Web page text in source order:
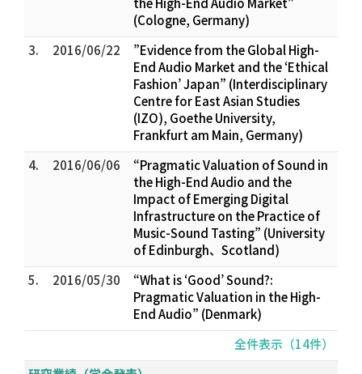
(Cologne, Germany)
3.
2016/06/22
”Evidence from the Global High-
End Audio Market and the ‘Ethical
Fashion’ Japan” (Interdisciplinary
Centre for East Asian Studies
(IZO), Goethe University,
Frankfurt am Main, Germany)
4.
2016/06/06
“Pragmatic Valuation of Sound in
the High-End Audio and the
Impact of Emerging Digital
Infrastructure on the Practice of
Music-Sound Tasting” (University
of Edinburgh、Scotland)
5.
2016/05/30
“What is ‘Good’ Sound?:
Pragmatic Valuation in the High-
End Audio” (Denmark)
全件表示（14件）